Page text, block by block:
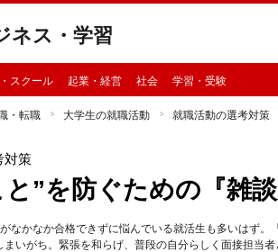
ネス・学習
スクール 起業・経営 社会 学習・受験
・転職 大学生の就職活動 就職活動の選考対策
対策
”を防ぐための『雑談
なかなか合格できずに悩んでいる就活生も多いはず。
いがち。緊張を和らげ、普段の自分らしく面接担当